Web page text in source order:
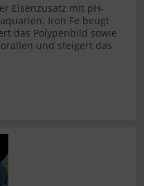
Eisenzusatz mit pH-
Iron Fe beugt
das Polypenbild sowie
und steigert das